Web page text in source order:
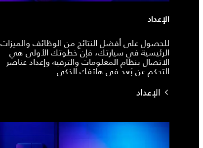
الإعداد
للحصول على أفضل النتائج من الوظائف والميزات
الرئيسية في سيارتك، فإن خطوتك الأولى هي
الاتصال بنظام المعلومات والترفيه وإعداد عناصر
التحكم عن بُعد في هاتفك الذكي.
الإعداد